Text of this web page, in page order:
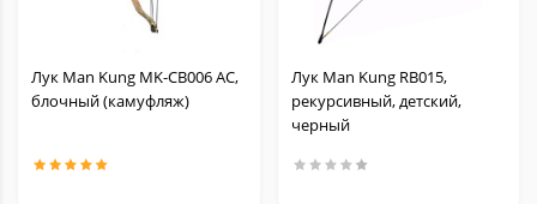
Лук Man Kung MK-CB006 AC,
блочный (камуфляж)
Лук Мan Kung RB015,
рекурсивный, детский,
черный